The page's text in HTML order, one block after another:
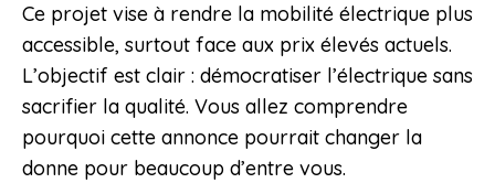
Ce projet vise à rendre la mobilité électrique plus
accessible, surtout face aux prix élevés actuels.
L’objectif est clair : démocratiser l’électrique sans
sacrifier la qualité. Vous allez comprendre
pourquoi cette annonce pourrait changer la
donne pour beaucoup d’entre vous.